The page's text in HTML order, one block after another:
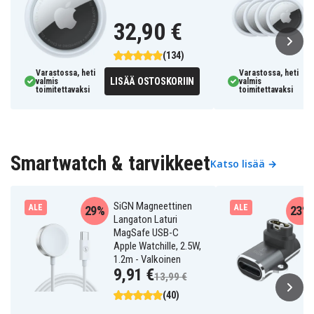
(134)
32,90 €
Varastossa, heti
valmis
toimitettavaksi
LISÄÄ OSTOSKORIIN
Varastossa, heti
valmis
toimitettavaksi
Smartwatch & tarvikkeetKatso lisää →
ALE
SiGN Magneettinen
Langaton Laturi
MagSafe USB-C
Apple Watchille, 2.5W,
1.2m - Valkoinen
(40)
29%
9,91 €13,99 €
ALE 23%